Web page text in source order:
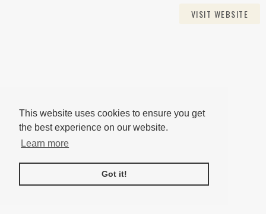
This website uses cookies to ensure you get
the best experience on our website.
Learn more
Got it!
VISIT WEBSITE